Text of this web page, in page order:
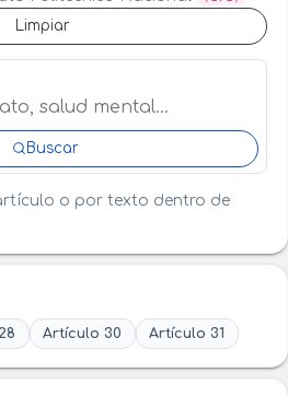
Limpiar
en esta ley
Buscar
o por texto dentro de
Artículo 30 Artículo 31